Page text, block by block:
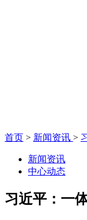
首页 > 新闻资讯 >
新闻资讯
中心动态
习近平：一